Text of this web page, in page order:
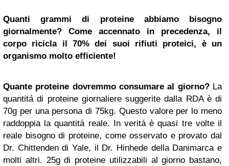
Quanti grammi di proteine abbiamo bisogno
giornalmente? Come accennato in precedenza, il
corpo ricicla il 70% dei suoi rifiuti proteici, è un
organismo molto efficiente!
Quante proteine dovremmo consumare al giorno?La
quantitá di proteine giornaliere suggerite dalla RDA è di
70g per una persona di 75kg. Questo valore per lo meno
raddoppia la quantitá reale. In veritá è quasi tre volte il
reale bisogno di proteine, come osservato e provato dal
Dr. Chittenden di Yale, il Dr. Hinhede della Danimarca e
molti altri. 25g di proteine utilizzabili al giorno bastano,